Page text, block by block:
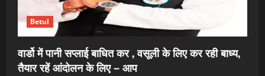
Betul
वार्डो में पानी सप्लाई बाधित कर , वसूली के लिए कर रही बाध्य,
तैयार रहें आंदोलन के लिए – आप